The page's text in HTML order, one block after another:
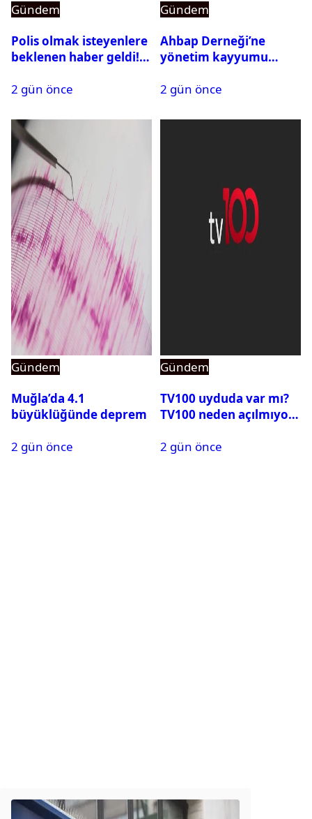
Gündem
Polis olmak isteyenlere
beklenen haber geldi!
2 gün önce
Gündem
Ahbap Derneği’ne
yönetim kayyumu
açıldı
2 gün önce
Gündem
Muğla’da 4.1
büyüklüğünde deprem
2 gün önce
Gündem
TV100 uyduda var mı?
TV100 neden açılmıyor?
2 gün önce